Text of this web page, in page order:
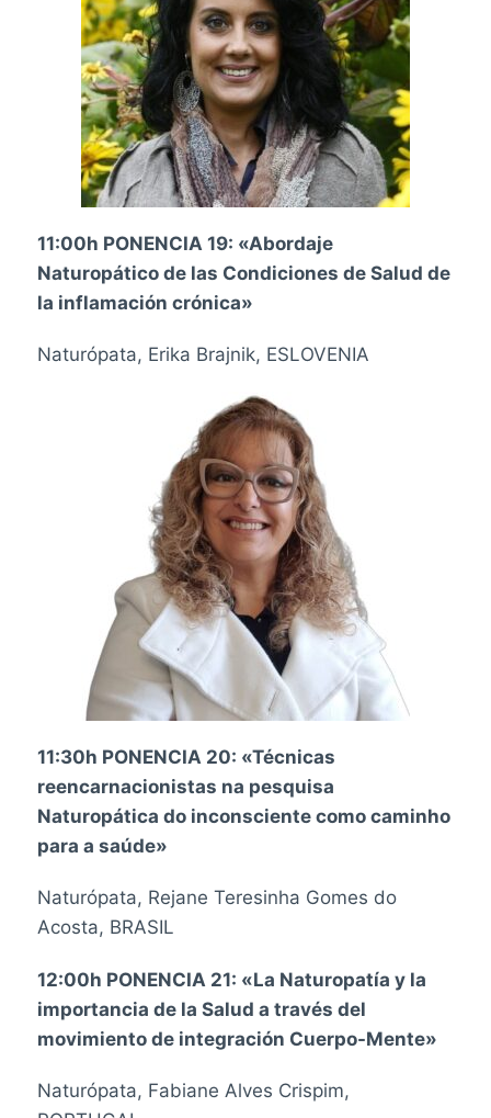
11:00h PONENCIA 19: «Abordaje
Naturopático de las Condiciones de Salud de
la inflamación crónica»
Naturópata, Erika Brajnik, ESLOVENIA
11:30h PONENCIA 20: «Técnicas
reencarnacionistas na pesquisa
Naturopática do inconsciente como caminho
para a saúde»
Naturópata, Rejane Teresinha Gomes do
Acosta, BRASIL
12:00h PONENCIA 21: «La Naturopatía y la
importancia de la Salud a través del
movimiento de integración Cuerpo-Mente»
Naturópata, Fabiane Alves Crispim,